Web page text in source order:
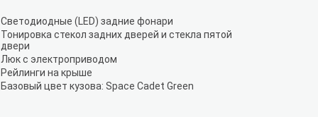
Светодиодные (LED) задние фонари
Тонировка стекол задних дверей и стекла пятой
двери
Люк с электроприводом
Рейлинги на крыше
Базовый цвет кузова: Space Cadet Green